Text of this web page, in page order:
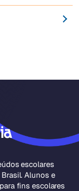
escolares
Alunos e
fins escolares